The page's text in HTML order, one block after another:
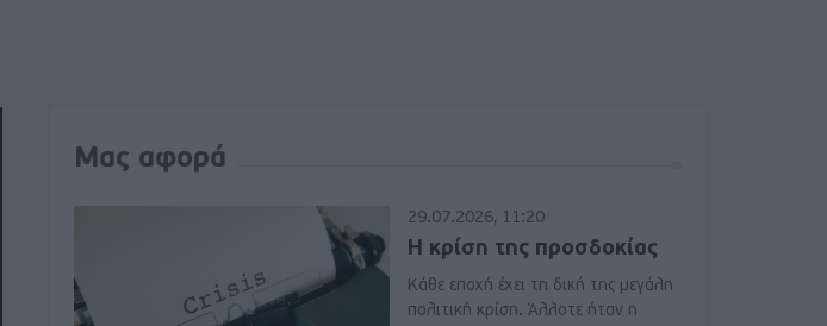
Μας αφορά
29.07.2026, 11:20
Η κρίση της προσδοκίας
Κάθε εποχή έχει τη δική της μεγάλη
πολιτική κρίση. Άλλοτε ήταν η